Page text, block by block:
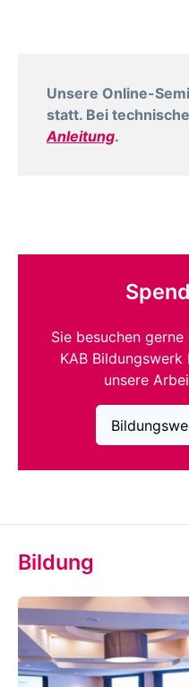
Unsere Online-
statt. Bei
Anleitung.
Sie besuchen
KAB
unsere
Bildung